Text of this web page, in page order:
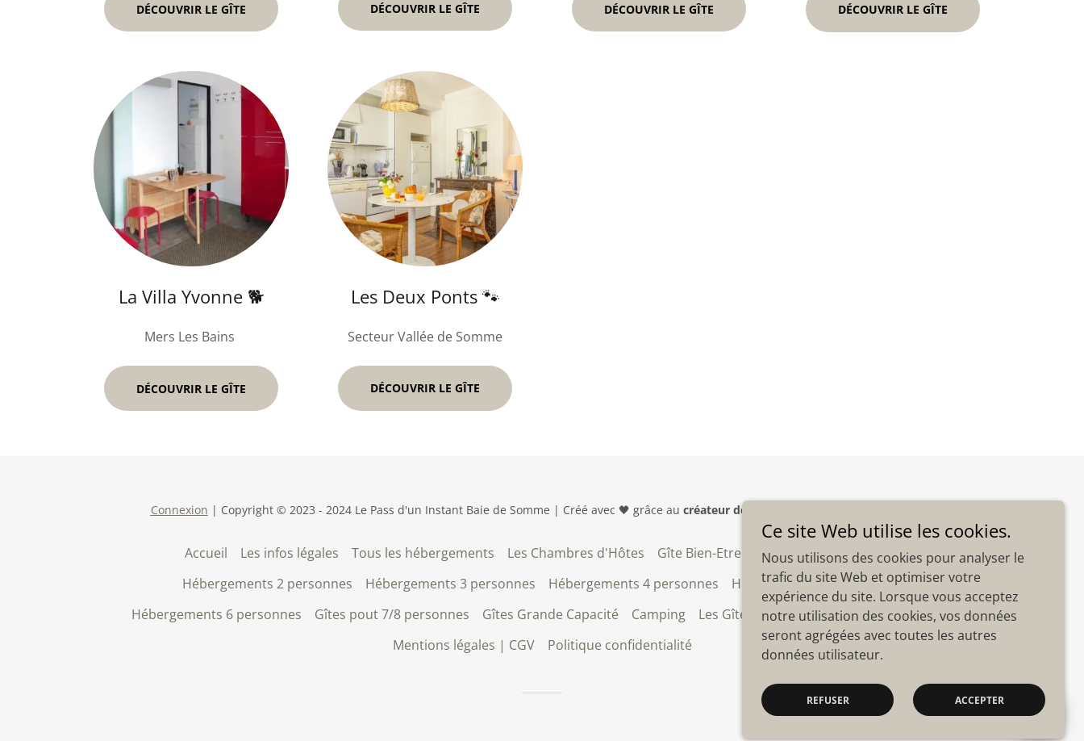
DÉCOUVRIR LE GÎTE DÉCOUVRIR LE GÎTE DÉCOUVRIR LE GÎTE DÉCOUVRIR LE GÎTE
La Villa Yvonne 🐕
Mers Les Bains
DÉCOUVRIR LE GÎTE
Les Deux Ponts 🐾
Secteur Vallée de Somme
DÉCOUVRIR LE GÎTE
Connexion | Copyright © 2023 - 2024 Le Pass d'un Instant Baie de Somme | Créé avec 🖤 grâce au créateur de site
Accueil Les infos légales Tous les hébergements Les Chambres d'Hôtes Gîte Bien-Etre
Hébergements Insolites
Hébergements 2 personnes
Hébergements 3 personnes Hébergements 4 personnes
Hébergements 5 personnes
Hébergements 6 personnes
Gîtes pout 7/8 personnes Gîtes Grande Capacité Camping Les Gîtes Conciergerie
Paiement E-ticket
Mentions légales | CGV
Politique confidentialité
Ce site Web utilise les cookies.
Nous utilisons des cookies pour analyser le
trafic du site Web et optimiser votre
expérience du site. Lorsque vous acceptez
notre utilisation des cookies, vos données
seront agrégées avec toutes les autres
données utilisateur.
REFUSER ACCEPTER